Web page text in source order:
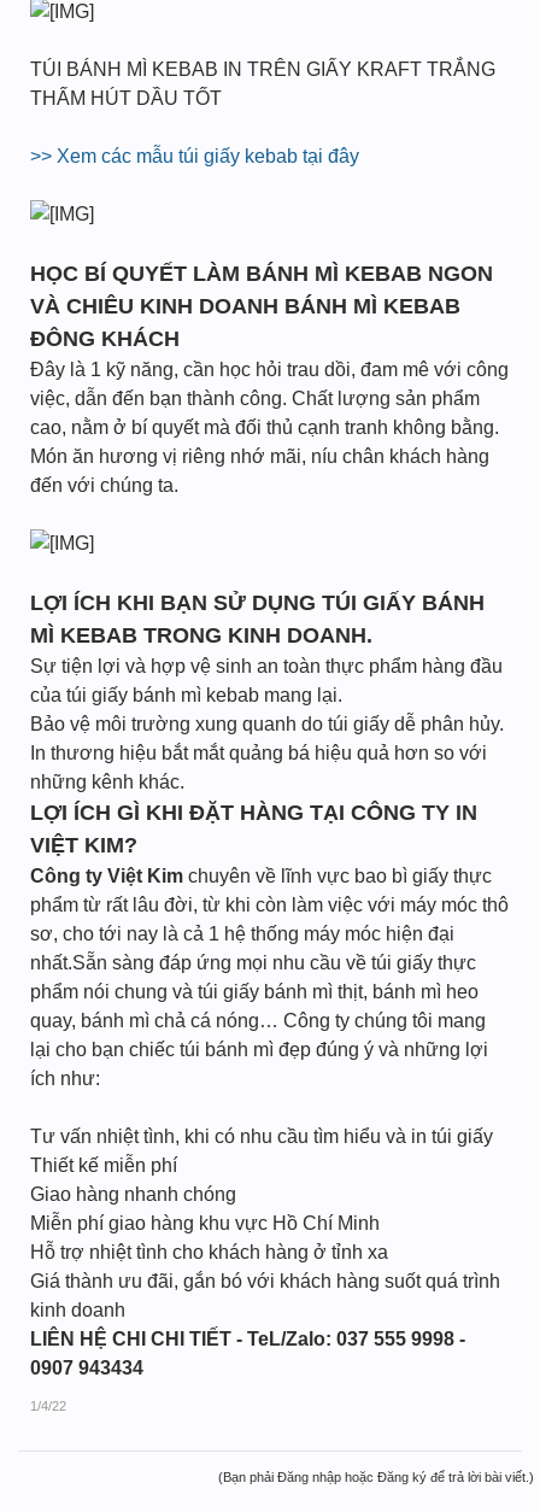
TÚI BÁNH MÌ KEBAB IN TRÊN GIẤY KRAFT TRẮNG
THẤM HÚT DẦU TỐT
>> Xem các mẫu túi giấy kebab tại đây
HỌC BÍ QUYẾT LÀM BÁNH MÌ KEBAB NGON
VÀ CHIÊU KINH DOANH BÁNH MÌ KEBAB
ĐÔNG KHÁCH
Đây là 1 kỹ năng, cần học hỏi trau dồi, đam mê với công
việc, dẫn đến bạn thành công. Chất lượng sản phẩm
cao, nằm ở bí quyết mà đối thủ cạnh tranh không bằng.
Món ăn hương vị riêng nhớ mãi, níu chân khách hàng
đến với chúng ta.
LỢI ÍCH KHI BẠN SỬ DỤNG TÚI GIẤY BÁNH
MÌ KEBAB TRONG KINH DOANH.
Sự tiện lợi và hợp vệ sinh an toàn thực phẩm hàng đầu
của túi giấy bánh mì kebab mang lại.
Bảo vệ môi trường xung quanh do túi giấy dễ phân hủy.
In thương hiệu bắt mắt quảng bá hiệu quả hơn so với
những kênh khác.
LỢI ÍCH GÌ KHI ĐẶT HÀNG TẠI CÔNG TY IN
VIỆT KIM?
Công ty Việt Kim chuyên về lĩnh vực bao bì giấy thực
phẩm từ rất lâu đời, từ khi còn làm việc với máy móc thô
sơ, cho tới nay là cả 1 hệ thống máy móc hiện đại
nhất.Sẵn sàng đáp ứng mọi nhu cầu về túi giấy thực
phẩm nói chung và túi giấy bánh mì thịt, bánh mì heo
quay, bánh mì chả cá nóng… Công ty chúng tôi mang
lại cho bạn chiếc túi bánh mì đẹp đúng ý và những lợi
ích như:
Tư vấn nhiệt tình, khi có nhu cầu tìm hiểu và in túi giấy
Thiết kế miễn phí
Giao hàng nhanh chóng
Miễn phí giao hàng khu vực Hồ Chí Minh
Hỗ trợ nhiệt tình cho khách hàng ở tỉnh xa
Giá thành ưu đãi, gắn bó với khách hàng suốt quá trình
kinh doanh
LIÊN HỆ CHI CHI TIẾT - TeL/Zalo: 037 555 9998 -
0907 943434
1/4/22
(Bạn phải Đăng nhập hoặc Đăng ký để trả lời bài viết.)